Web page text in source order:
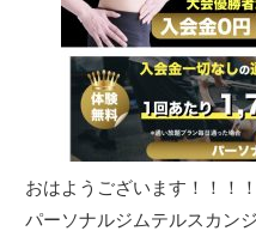
おはようございます！！！！
パーソナルジムテルスカン